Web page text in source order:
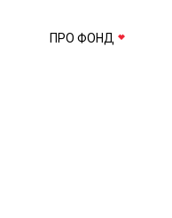
ПРО ФОНД